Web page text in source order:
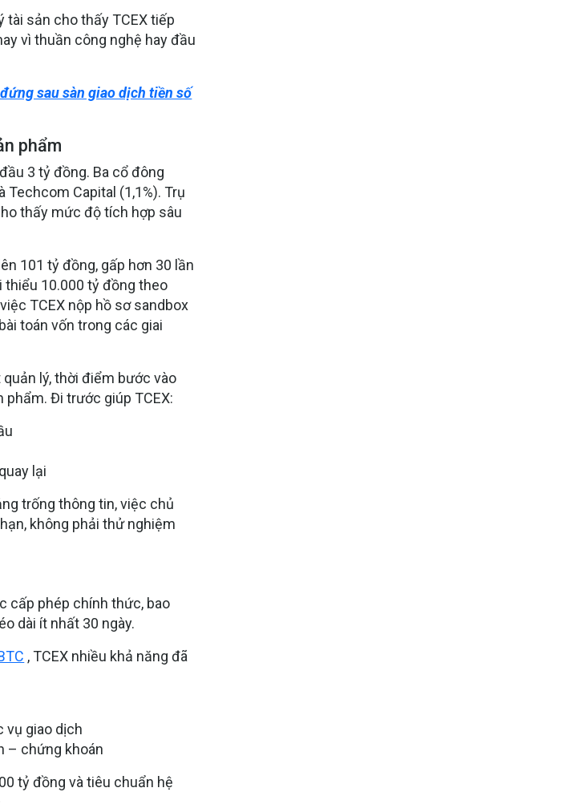
tài sản cho thấy TCEX tiếp
vì thuần công nghệ hay đầu
sau sàn giao dịch tiền số
phẩm
3 tỷ đồng. Ba cổ đông
Techcom Capital (1,1%). Trụ
thấy mức độ tích hợp sâu
101 tỷ đồng, gấp hơn 30 lần
thiểu 10.000 tỷ đồng theo
TCEX nộp hồ sơ sandbox
toán vốn trong các giai
quản lý,thời điểm bước vào
Đi trước giúp TCEX:
lại
trống thông tin, việc chủ
không phải thử nghiệm
cấp phép chính thức, bao
dài ít nhất 30 ngày.
, TCEX nhiều khả năng đã
vụ giao dịch
– chứng khoán
tỷ đồng và tiêu chuẩn hệ